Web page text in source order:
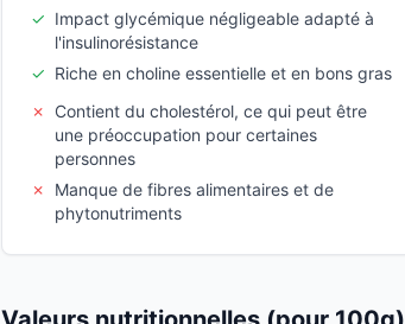
✓ Impact glycémique négligeable adapté à
l'insulinorésistance
✓ Riche en choline essentielle et en bons gras
✗
Contient du cholestérol, ce qui peut être
une préoccupation pour certaines
personnes
✗
Manque de fibres alimentaires et de
phytonutriments